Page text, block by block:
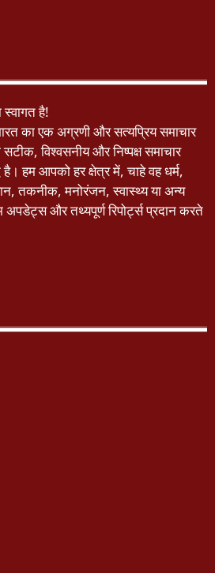
है!
का एक अग्रणी और सत्यप्रिय समाचार
विश्वसनीय और निष्पक्ष समाचार
हम आपको हर क्षेत्र में, चाहे वह धर्म,
तकनीक, मनोरंजन, स्वास्थ्य या अन्य
अपडेट्स और तथ्यपूर्ण रिपोर्ट्स प्रदान करते